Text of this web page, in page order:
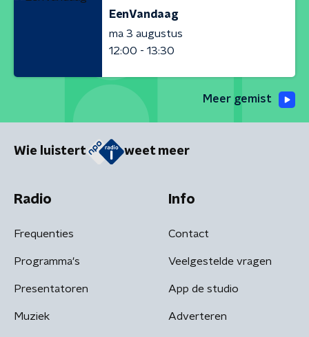
EenVandaag
ma 3 augustus
12:00 - 13:30
Meer gemist
Wie luistert weet meer
Radio
Frequenties
Programma's
Presentatoren
Muziek
Info
Contact
Veelgestelde vragen
App de studio
Adverteren